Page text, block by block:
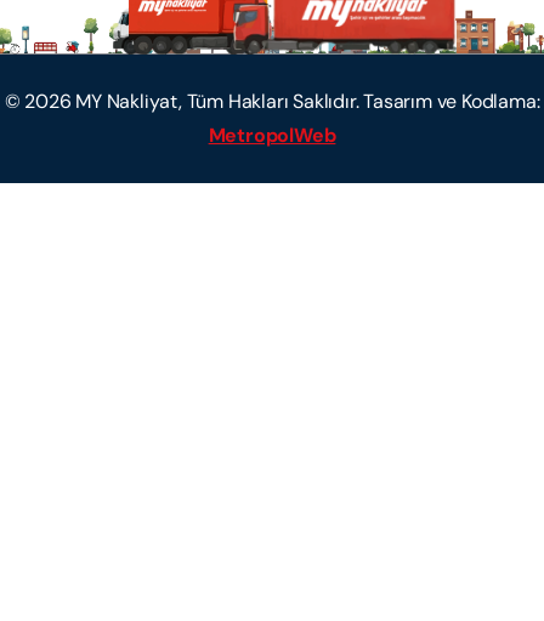
© 2026 MY Nakliyat, Tüm Hakları Saklıdır. Tasarım ve Kodlama:
MetropolWeb